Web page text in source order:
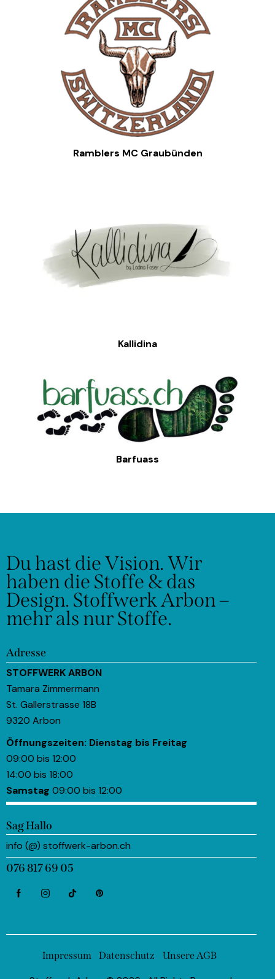
Ramblers MC Graubünden
Kallidina
Barfuass
Du hast die Vision.Wir
haben die Stoffe & das
Design. Stoffwerk Arbon –
mehr als nur Stoffe.
Adresse
STOFFWERK ARBON
Tamara Zimmermann
St. Gallerstrasse 18B
9320 Arbon
Öffnungszeiten: Dienstag bis Freitag
09:00 bis 12:00
14:00 bis 18:00
Samstag 09:00 bis 12:00
Sag Hallo
info (@) stoffwerk-arbon.ch
076 817 69 05
Impressum Datenschutz Unsere AGB